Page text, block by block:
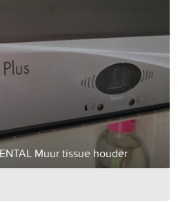
Muur tissue houder